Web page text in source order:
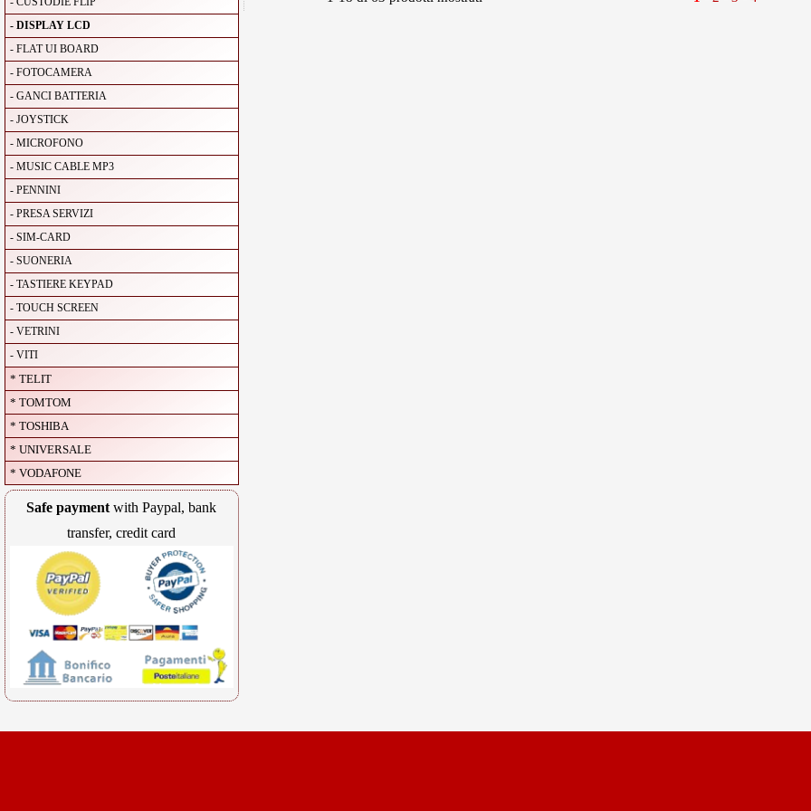
- DISPLAY LCD
- FLAT UI BOARD
- FOTOCAMERA
- GANCI BATTERIA
- JOYSTICK
- MICROFONO
- MUSIC CABLE MP3
- PENNINI
- PRESA SERVIZI
- SIM-CARD
- SUONERIA
- TASTIERE KEYPAD
- TOUCH SCREEN
- VETRINI
- VITI
* TELIT
* TOMTOM
* TOSHIBA
* UNIVERSALE
* VODAFONE
Safe payment with Paypal, bank
transfer, credit card